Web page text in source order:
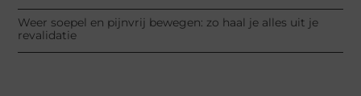
Weer soepel en pijnvrij bewegen: zo haal je alles uit je
revalidatie